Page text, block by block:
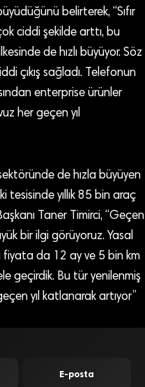
belirterek, “Sıfır
ciddi şekilde arttı, bu
de hızlı büyüyor. Söz
çıkış sağladı. Telefonun
enterprise ürünler
her geçen yıl
de hızla büyüyen
yıllık 85 bin araç
Taner Timirci, “Geçen
bir ilgi görüyoruz. Yasal
fiyata da 12 ay ve 5 bin km
geçirdik. Bu tür yenilenmiş
yıl katlanarak artıyor”
E-posta